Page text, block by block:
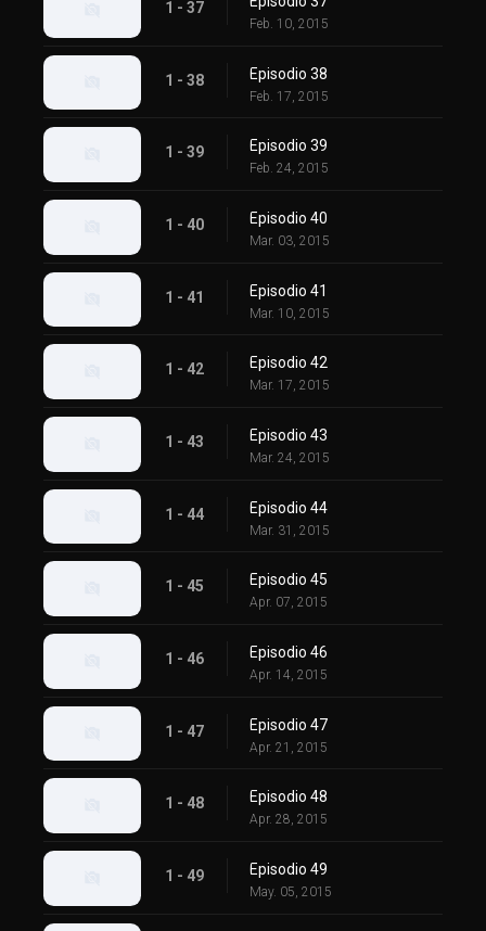
1 - 37
Feb. 10, 2015
1 - 38 Episodio 38
Feb. 17, 2015
1 - 39 Episodio 39
Feb. 24, 2015
1 - 40 Episodio 40
Mar. 03, 2015
1 - 41 Episodio 41
Mar. 10, 2015
1 - 42 Episodio 42
Mar. 17, 2015
1 - 43 Episodio 43
Mar. 24, 2015
1 - 44 Episodio 44
Mar. 31, 2015
1 - 45 Episodio 45
Apr. 07, 2015
1 - 46 Episodio 46
Apr. 14, 2015
1 - 47 Episodio 47
Apr. 21, 2015
1 - 48 Episodio 48
Apr. 28, 2015
1 - 49 Episodio 49
May. 05, 2015